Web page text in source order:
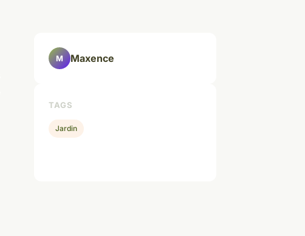
M Maxence
TAGS
Jardin